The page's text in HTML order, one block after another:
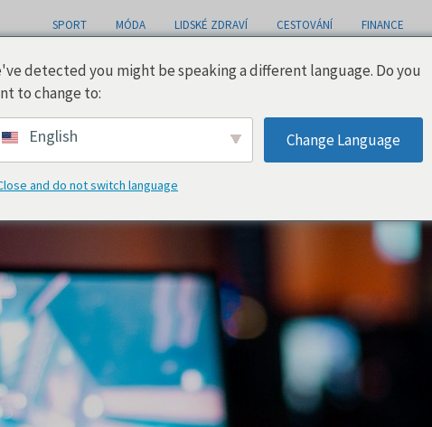
SPORT MÓDA LIDSKÉ ZDRAVÍ CESTOVÁNÍ FINANCE
detected you might be speaking a different language. Do you
to change to:
English Change Language
and do not switch language